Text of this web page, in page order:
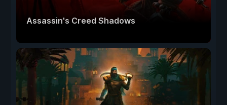
Assassin's Creed Shadows